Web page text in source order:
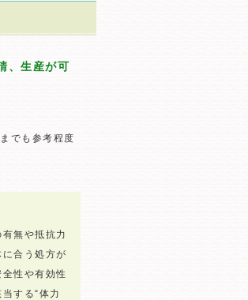
、生産が可
でも参考程度
無や抵抗力
合う処方が
性や有効性
する“体力